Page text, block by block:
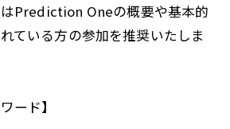
Prediction Oneの概要や基本的
ている方の参加を推奨いたしま
ード】